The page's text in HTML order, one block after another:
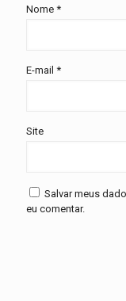
Nome *
E-mail *
Site
Salvar meus
eu comentar.